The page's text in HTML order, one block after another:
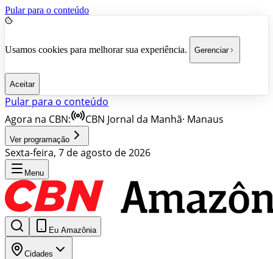
Pular para o conteúdo
Usamos cookies para melhorar sua experiência. Gerenciar
Aceitar
Pular para o conteúdo
Agora na CBN:
CBN Jornal da Manhã· Manaus
Ver programação
Sexta-feira, 7 de agosto de 2026
Menu
Eu Amazônia
Cidades